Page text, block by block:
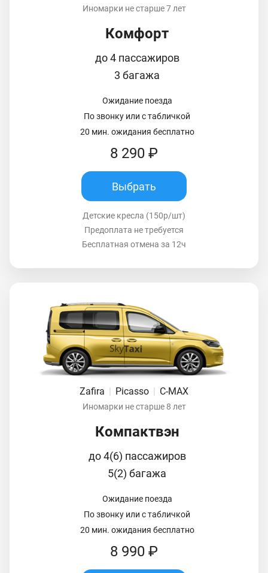
Иномарки не старше 7 лет
Комфорт
до 4 пассажиров
3 багажа
Ожидание поезда
По звонку или с табличкой
20 мин. ожидания бесплатно
8 290 ₽
Выбрать
Детские кресла (150р/шт)
Предоплата не требуется
Бесплатная отмена за 12ч
Zafira | Picasso | C-MAX
Иномарки не старше 8 лет
Компактвэн
до 4(6) пассажиров
5(2) багажа
Ожидание поезда
По звонку или с табличкой
20 мин. ожидания бесплатно
8 990 ₽